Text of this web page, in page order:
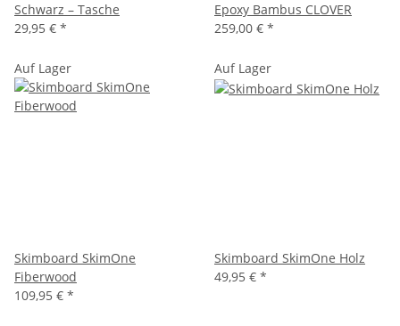
Schwarz – Tasche
29,95 € *
Epoxy Bambus CLOVER
259,00 € *
Auf Lager
Skimboard SkimOne
Fiberwood
109,95 € *
Auf Lager
Skimboard SkimOne Holz
49,95 € *